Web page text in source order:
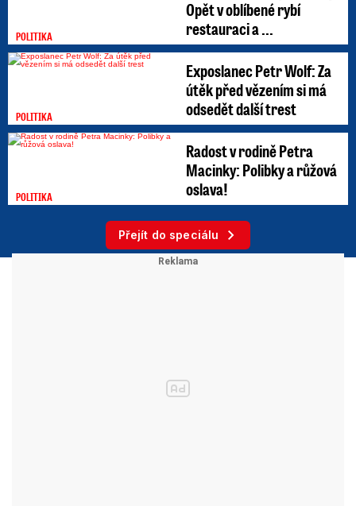
POLITIKA
Opět v oblíbené rybí
restauraci a ...
POLITIKA
Exposlanec Petr Wolf: Za
útěk před vězením si má
odsedět další trest
POLITIKA
Radost v rodině Petra
Macinky: Polibky a růžová
oslava!
Přejít do speciálu